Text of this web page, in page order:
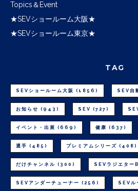
Topics＆Event
★SEVショールーム大阪★
★SEVショールーム東京★
TAG
SEVショールーム大阪 (1856) SEV自
お知らせ (943) SEV (727)
イベント・出展 (669) 健康 (637)
選手 (485) プレミアムシリーズ (408)
だけチャンネル (300) SEVラジエター
SEVアンダーチューナー (256) SEVル